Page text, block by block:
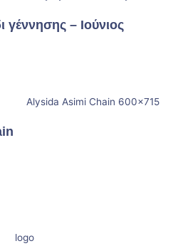
γέννησης – Ιούνιος